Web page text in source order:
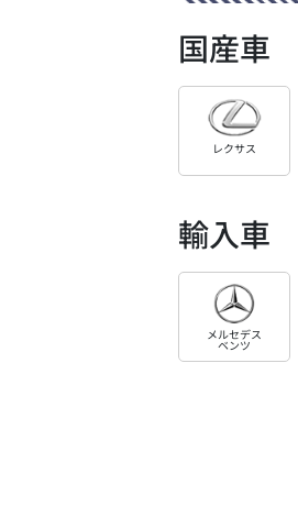
国産車
レクサス
輸入車
メルセデス
ベンツ